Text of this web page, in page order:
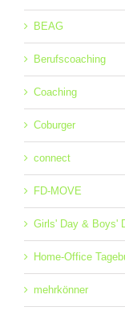
BEAG
Berufscoaching
Coaching
Coburger
connect
FD-MOVE
Girls' Day & Boys'
Home-Office
mehrkönner